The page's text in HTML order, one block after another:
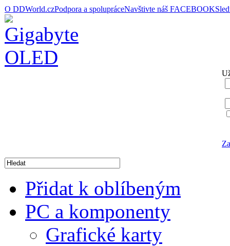
O DDWorld.czPodpora a spolupráceNavštivte náš FACEBOOK
Přidat k oblíbeným
PC a komponenty
Grafické karty